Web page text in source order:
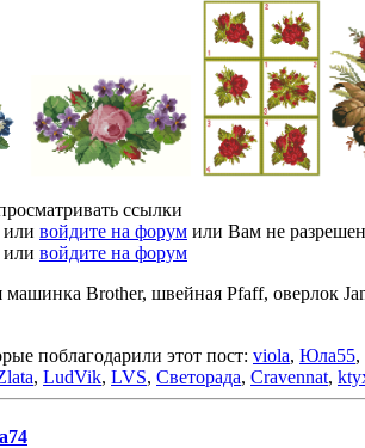
ссылки
или войдите на форум или Вам не
или войдите на форум
Brother, швейная Pfaff, оверлок
поблагодарили этот пост: viola, Юла55,
, LudVik, LVS, Светорада, Cravennat,